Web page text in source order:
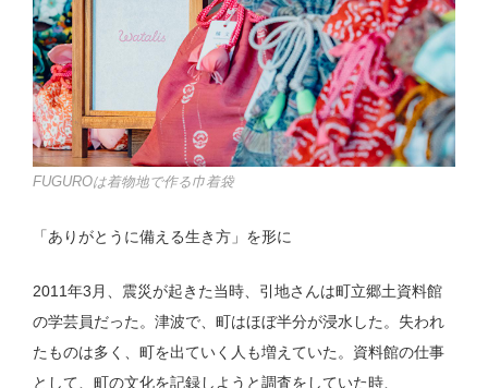
FUGUROは着物地で作る巾着袋
「ありがとうに備える生き方」を形に
2011年3月、震災が起きた当時、引地さんは町立郷土資料館
の学芸員だった。津波で、町はほぼ半分が浸水した。失われ
たものは多く、町を出ていく人も増えていた。資料館の仕事
として、町の文化を記録しようと調査をしていた時、